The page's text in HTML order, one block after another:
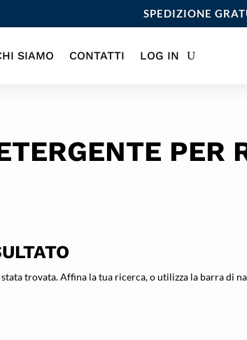
SPEDIZIONE
SIAMO CONTATTI LOG IN
PER
stata trovata. Affina la tua ricerca, o utilizza la barra di